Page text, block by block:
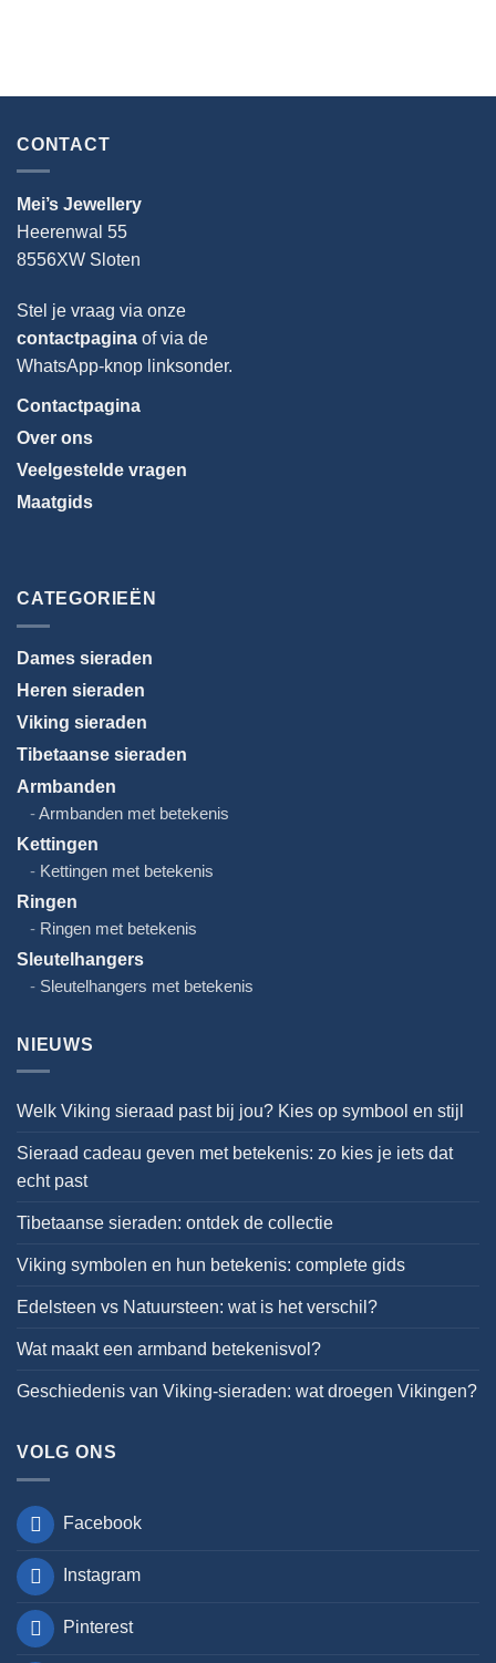
CONTACT
Mei’s Jewellery
Heerenwal 55
8556XW Sloten
Stel je vraag via onze
contactpagina of via de
WhatsApp-knop linksonder.
Contactpagina
Over ons
Veelgestelde vragen
Maatgids
CATEGORIEËN
Dames sieraden
Heren sieraden
Viking sieraden
Tibetaanse sieraden
Armbanden
Armbanden met betekenis
Kettingen
Kettingen met betekenis
Ringen
Ringen met betekenis
Sleutelhangers
Sleutelhangers met betekenis
NIEUWS
Welk Viking sieraad past bij jou? Kies op symbool en stijl
Sieraad cadeau geven met betekenis: zo kies je iets dat
echt past
Tibetaanse sieraden: ontdek de collectie
Viking symbolen en hun betekenis: complete gids
Edelsteen vs Natuursteen: wat is het verschil?
Wat maakt een armband betekenisvol?
Geschiedenis van Viking-sieraden: wat droegen Vikingen?
VOLG ONS
Facebook
Instagram
Pinterest